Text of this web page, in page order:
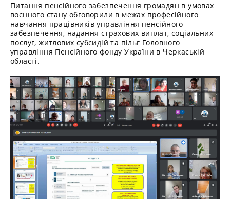
Питання пенсійного забезпечення громадян в умовах
воєнного стану обговорили в межах професійного
навчання працівників управління пенсійного
забезпечення, надання страхових виплат, соціальних
послуг, житлових субсидій та пільг Головного
управління Пенсійного фонду України в Черкаській
області.